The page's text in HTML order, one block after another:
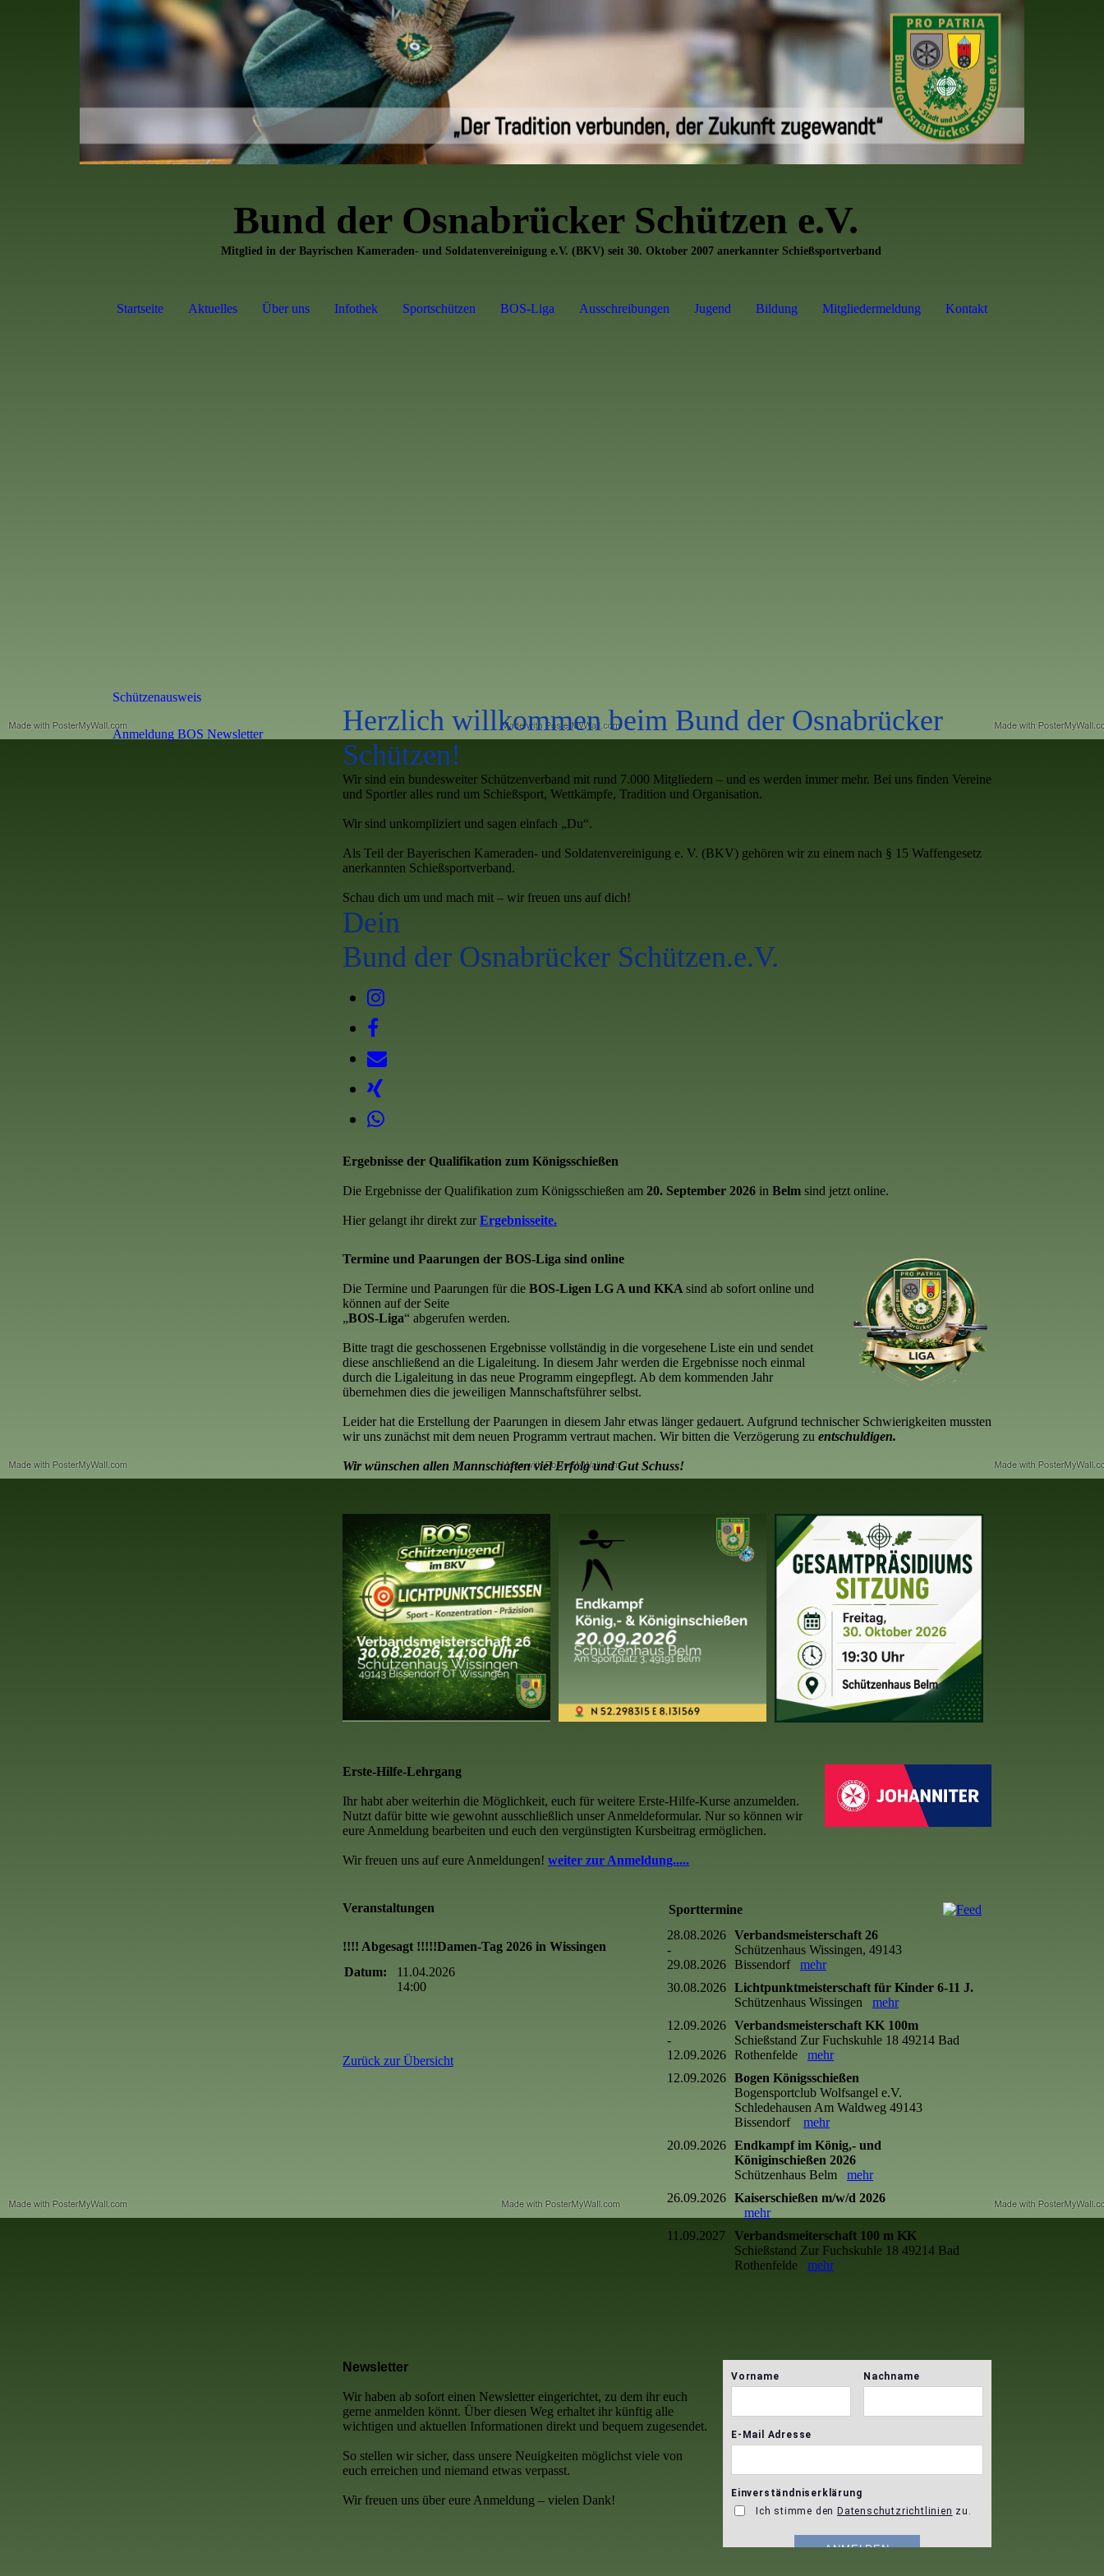
Bund der Osnabrücker Schützen e.V.
Mitglied in der Bayrischen Kameraden- und Soldatenvereinigung e.V. (BKV) seit 30. Oktober 2007 anerkannter Schießsportverband
Startseite Aktuelles Über uns Infothek Sportschützen BOS-Liga Ausschreibungen Jugend Bildung Mitgliedermeldung Kontakt
Schützenausweis
Anmeldung BOS Newsletter
Herzlich willkommen beim Bund der Osnabrücker
Schützen!
Wir sind ein bundesweiter Schützenverband mit rund 7.000 Mitgliedern – und es werden immer mehr. Bei uns finden Vereine
und Sportler alles rund um Schießsport, Wettkämpfe, Tradition und Organisation.
Wir sind unkompliziert und sagen einfach „Du“.
Als Teil der Bayerischen Kameraden- und Soldatenvereinigung e. V. (BKV) gehören wir zu einem nach § 15 Waffengesetz
anerkannten Schießsportverband.
Schau dich um und mach mit – wir freuen uns auf dich!
Dein
Bund der Osnabrücker Schützen.e.V.
Ergebnisse der Qualifikation zum Königsschießen
Die Ergebnisse der Qualifikation zum Königsschießen am 20. September 2026 in Belm sind jetzt online.
Hier gelangt ihr direkt zurErgebnisseite.
Termine und Paarungen der BOS-Liga sind online
Die Termine und Paarungen für die BOS-Ligen LG A und KKA sind ab sofort online und
können auf der Seite
„BOS-Liga“ abgerufen werden.
Bitte tragt die geschossenen Ergebnisse vollständig in die vorgesehene Liste ein und sendet
diese anschließend an die Ligaleitung. In diesem Jahr werden die Ergebnisse noch einmal
durch die Ligaleitung in das neue Programm eingepflegt. Ab dem kommenden Jahr
übernehmen dies die jeweiligen Mannschaftsführer selbst.
Leider hat die Erstellung der Paarungen in diesem Jahr etwas länger gedauert. Aufgrund technischer Schwierigkeiten mussten
wir uns zunächst mit dem neuen Programm vertraut machen. Wir bitten die Verzögerung zu entschuldigen.
Wir wünschen allen Mannschaften viel Erfolg und Gut Schuss!
Erste-Hilfe-Lehrgang
Ihr habt aber weiterhin die Möglichkeit, euch für weitere Erste-Hilfe-Kurse anzumelden.
Nutzt dafür bitte wie gewohnt ausschließlich unser Anmeldeformular. Nur so können wir
eure Anmeldung bearbeiten und euch den vergünstigten Kursbeitrag ermöglichen.
Wir freuen uns auf eure Anmeldungen! weiter zur Anmeldung.....
Veranstaltungen
!!!! Abgesagt !!!!!Damen-Tag 2026 in Wissingen
Datum:
11.04.2026
14:00
Zurück zur Übersicht
Sporttermine
28.08.2026
-
29.08.2026
Verbandsmeisterschaft 26
Schützenhaus Wissingen, 49143
Bissendorf mehr
30.08.2026 Lichtpunktmeisterschaft für Kinder 6-11 J.
Schützenhaus Wissingen mehr
12.09.2026
-
12.09.2026
Verbandsmeisterschaft KK 100m
Schießstand Zur Fuchskuhle 18 49214 Bad
Rothenfelde mehr
12.09.2026 Bogen Königsschießen
Bogensportclub Wolfsangel e.V.
Schledehausen Am Waldweg 49143
Bissendorf mehr
20.09.2026 Endkampf im König,- und
Königinschießen 2026
Schützenhaus Belm mehr
26.09.2026 Kaiserschießen m/w/d 2026
mehr
11.09.2027
Verbandsmeiterschaft 100 m KK
Schießstand Zur Fuchskuhle 18 49214 Bad
Rothenfelde mehr
Newsletter
Wir haben ab sofort einen Newsletter eingerichtet, zu dem ihr euch
gerne anmelden könnt. Über diesen Weg erhaltet ihr künftig alle
wichtigen und aktuellen Informationen direkt und bequem zugesendet.
So stellen wir sicher, dass unsere Neuigkeiten möglichst viele von
euch erreichen und niemand etwas verpasst.
Wir freuen uns über eure Anmeldung – vielen Dank!